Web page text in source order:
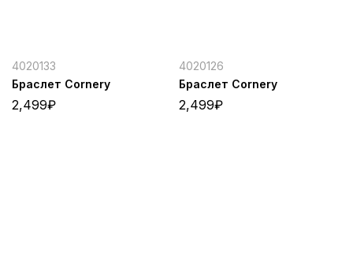
4020133
Браслет Cornery
2,499₽
4020126
Браслет Cornery
2,499₽